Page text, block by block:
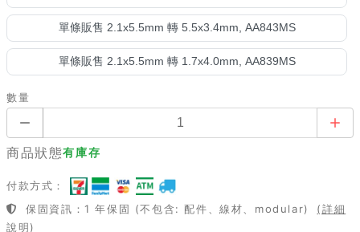
單條販售 2.1x5.5mm 轉 5.5x3.4mm, AA843MS
單條販售 2.1x5.5mm 轉 1.7x4.0mm, AA839MS
數量
商品狀態有庫存
付款方式：
保固資訊：1 年保固 (不包含: 配件、線材、modular)
(詳細
說明)